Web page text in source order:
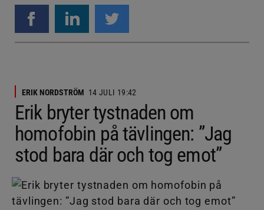
ERIK NORDSTRÖM 14 JULI 19:42
Erik bryter tystnaden om
homofobin på tävlingen: ”Jag
stod bara där och tog emot”